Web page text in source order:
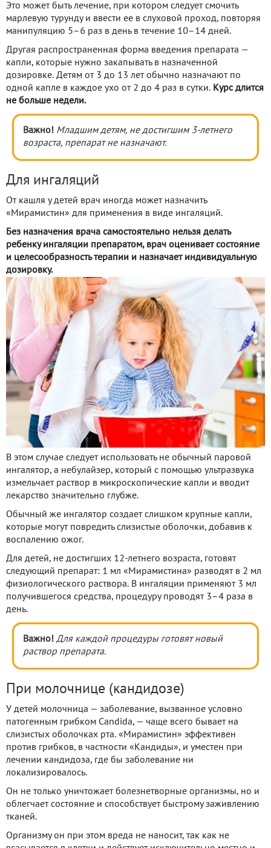
Это может быть лечение, при котором следует смочить
марлевую турунду и ввести ее в слуховой проход, повторяя
манипуляцию 5–6 раз в день в течение 10–14 дней.
Другая распространенная форма введения препарата —
капли, которые нужно закапывать в назначенной
дозировке. Детям от 3 до 13 лет обычно назначают по
одной капле в каждое ухо от 2 до 4 раз в сутки. Курс длится
не больше недели.
Важно! Младшим детям, не достигшим 3-летнего
возраста, препарат не назначают.
Для ингаляций
От кашля у детей врач иногда может назначить
«Мирамистин» для применения в виде ингаляций.
Без назначения врача самостоятельно нельзя делать
ребенку ингаляции препаратом, врач оценивает состояние
и целесообразность терапии и назначает индивидуальную
дозировку.
В этом случае следует использовать не обычный паровой
ингалятор, а небулайзер, который с помощью ультразвука
измельчает раствор в микроскопические капли и вводит
лекарство значительно глубже.
Обычный же ингалятор создает слишком крупные капли,
которые могут повредить слизистые оболочки, добавив к
воспалению ожог.
Для детей, не достигших 12-летнего возраста, готовят
следующий препарат: 1 мл «Мирамистина» разводят в 2 мл
физиологического раствора. В ингаляции применяют 3 мл
получившегося средства, процедуру проводят 3–4 раза в
день.
Важно! Для каждой процедуры готовят новый
раствор препарата.
При молочнице (кандидозе)
У детей молочница — заболевание, вызванное условно
патогенным грибком Candida, — чаще всего бывает на
слизистых оболочках рта. «Мирамистин» эффективен
против грибков, в частности «Кандиды», и уместен при
лечении кандидоза, где бы заболевание ни
локализировалось.
Он не только уничтожает болезнетворные организмы, но и
облегчает состояние и способствует быстрому заживлению
тканей.
Организму он при этом вреда не наносит, так как не